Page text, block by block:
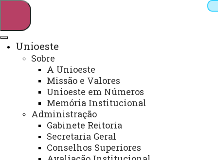
Webmail Sistemas
Telefones
Arquivo Virtual
Campus
Unioeste
Sobre
A Unioeste
Missão e Valores
Unioeste em Números
Memória Institucional
Administração
Gabinete Reitoria
Secretaria Geral
Conselhos Superiores